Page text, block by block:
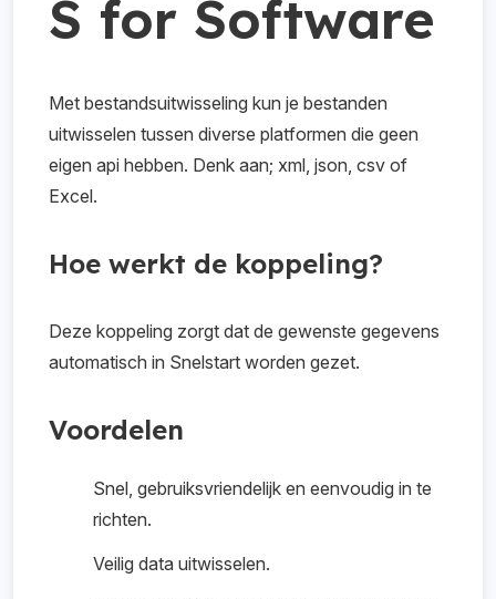
S for Software
Met bestandsuitwisseling kun je bestanden
uitwisselen tussen diverse platformen die geen
eigen api hebben. Denk aan; xml, json, csv of
Excel.
Hoe werkt de koppeling?
Deze koppeling zorgt dat de gewenste gegevens
automatisch in Snelstart worden gezet.
Voordelen
Snel, gebruiksvriendelijk en eenvoudig in te
richten.
Veilig data uitwisselen.